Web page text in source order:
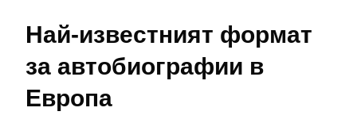
Най-известният формат
за автобиографии в
Европа